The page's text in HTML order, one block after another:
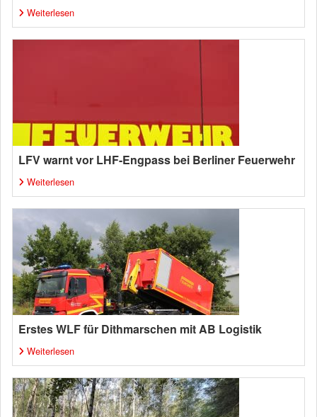
Weiterlesen
LFV warnt vor LHF-Engpass bei Berliner Feuerwehr
Weiterlesen
Erstes WLF für Dithmarschen mit AB Logistik
Weiterlesen